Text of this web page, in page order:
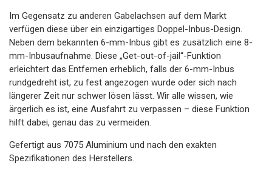
Im Gegensatz zu anderen Gabelachsen auf dem Markt
verfügen diese über ein einzigartiges Doppel-Inbus-Design.
Neben dem bekannten 6-mm-Inbus gibt es zusätzlich eine 8-
mm-Inbusaufnahme. Diese „Get-out-of-jail“-Funktion
erleichtert das Entfernen erheblich, falls der 6-mm-Inbus
rundgedreht ist, zu fest angezogen wurde oder sich nach
längerer Zeit nur schwer lösen lässt. Wir alle wissen, wie
ärgerlich es ist, eine Ausfahrt zu verpassen – diese Funktion
hilft dabei, genau das zu vermeiden.
Gefertigt aus 7075 Aluminium und nach den exakten
Spezifikationen des Herstellers.